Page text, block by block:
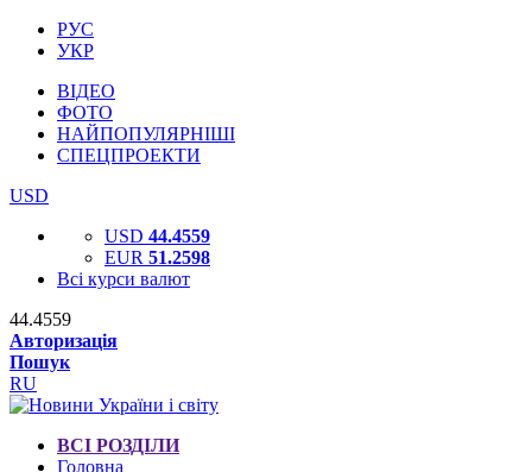
РУС
УКР
ВІДЕО
ФОТО
НАЙПОПУЛЯРНІШІ
СПЕЦПРОЕКТИ
USD
USD 44.4559
EUR 51.2598
Всі курси валют
44.4559
Авторизація
Пошук
RU
ВСІ РОЗДІЛИ
Головна